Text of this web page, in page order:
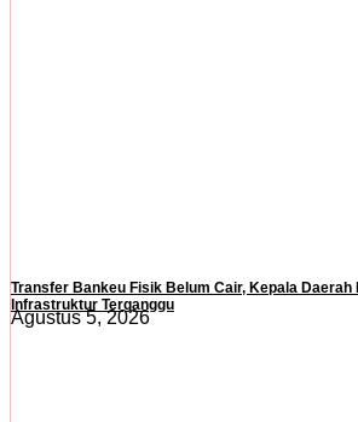
Transfer Bankeu Fisik Belum Cair, Kepala
Infrastruktur Terganggu
Agustus 5, 2026